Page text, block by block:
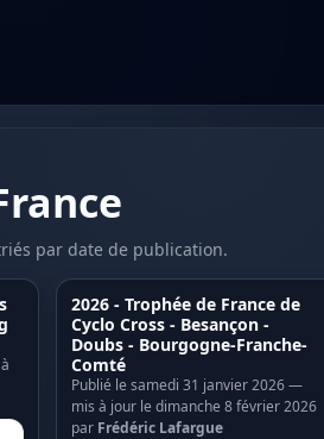
par date de publication.
2026 - Trophée de France de
Cyclo Cross - Besançon -
Doubs - Bourgogne-Franche-
Comté
Publié le samedi 31 janvier 2026 —
mis à jour le dimanche 8 février 2026
par Frédéric Lafargue